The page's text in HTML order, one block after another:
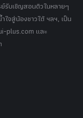
ย์รับเชิญสอนติวในหลายๆ
ใจสู่น้องชาวใต้ ฯลฯ, เป็น
plus.com และ